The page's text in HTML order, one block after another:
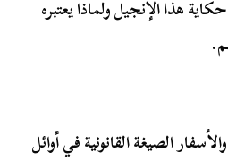
هذا الإنجيل ولماذا يعتبره
والأسفار الصيغة القانونية في أوائل